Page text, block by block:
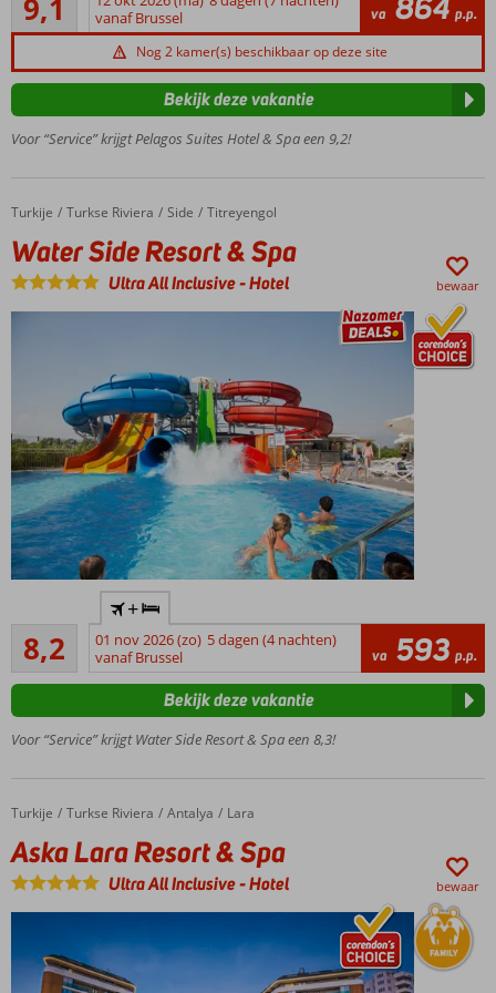
op het strand
moderne
suites en
villa's
Uitstekende
en à-la-
carte
place to
be voor
absolute
aanrader
9,1
471
beoordelingenvanaf Brussel
va
p.p.
Nog 2 kamer(s) beschikbaar op deze site
Voor “Service” krijgt Pelagos Suites Hotel & Spa een 9,2!
Bekijk deze vakantie
Home
Turkije Turkse Riviera Side Titreyengol
Water Side Resort & Spa
Water Side Resort & Spa
Ultra All Inclusive-Hotel bewaar
Zwembad
glijbanen
4
restaurants
Prachtig 5-
sterrenhotel
van
strand
8,2
Zeer goed
93
beoordelingen
+
01 nov 2026 (zo) 5 dagen (4 nachten)
vanaf Brussel
va 593 p.p.
Voor “Service” krijgt Water Side Resort & Spa een 8,3!
Bekijk deze vakantie
Home
Turkije Turkse Riviera Antalya Lara
Aska Lara Resort & Spa
Aska Lara Resort & Spa
Ultra All Inclusive-Hotel bewaar